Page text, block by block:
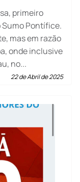
primeiro
Sumo Pontífice.
mas em razão
onde inclusive
no...
22 de Abril de 2025